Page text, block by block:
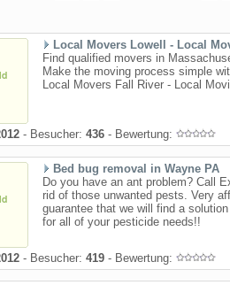
Local Movers Lowell - Local
Find qualified movers in
Make the moving process simple
Local Movers Fall River - Local
- Besucher: 436 - Bewertung:
Bed bug removal in Wayne PA
Do you have an ant problem? Call
rid of those unwanted pests. Very
guarantee that we will find a
for all of your pesticide needs!!
- Besucher: 419 - Bewertung: